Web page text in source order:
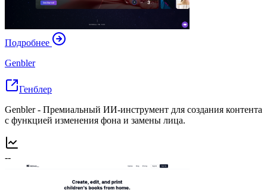
Подробнее
Genbler
Генблер
Genbler - Премиальный ИИ-инструмент для создания контента
с функцией изменения фона и замены лица.
--